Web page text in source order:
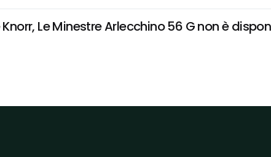
Le Minestre Arlecchino 56 G non è